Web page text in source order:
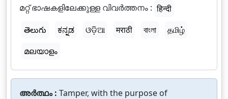
മറ്റ് ഭാഷകളിലേക്കുള്ള വിവർത്തനം : हिन्दी
తెలుగు
ಕನ್ನಡ ଓଡ଼ିଆ मराठी বাংলা
தமிழ்
മലയാളം
അർത്ഥം : Tamper, with the purpose of